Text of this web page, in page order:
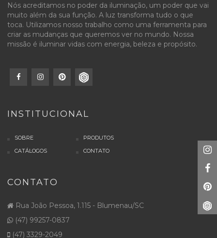
Nós acreditamos no poder da iluminação, um poder que vai
muito além da sua função. A luz transforma tudo o que
toca. Utilizamos nosso trabalho como uma ferramenta para
criar as mudanças que queremos ver no mundo. Nossa
missão é iluminar vidas com energia, beleza e propósito.
INSTITUCIONAL
SOBRE
PRODUTOS
CATÁLOGOS
CONTATO
CONTATO
Rua João Pessoa, 1.115 - Blumenau/SC
(47) 99257-0837
(47) 3329-2049